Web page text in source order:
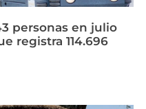
personas en julio
registra 114.696